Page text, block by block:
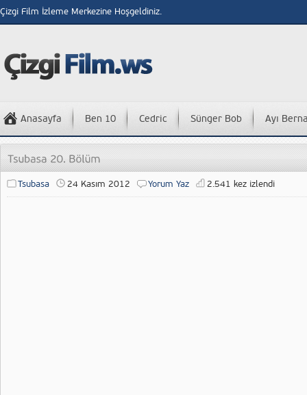
Çizgi Film İzleme Merkezine Hoşgeldiniz.
Anasayfa Ben 10 Cedric Sünger Bob Ayı
Tsubasa 24 Kasım 2012 Yorum Yaz 2.541 kez izlendi